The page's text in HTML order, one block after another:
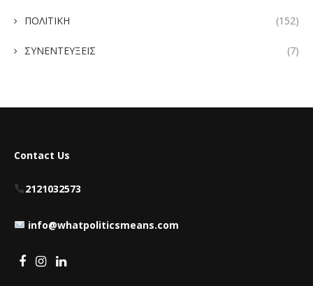
ΠΟΛΙΤΙΚΗ (152)
ΣΥΝΕΝΤΕΥΞΕΙΣ (7)
Contact Us
2121032573
info@whatpoliticsmeans.com